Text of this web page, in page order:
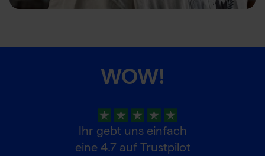
WOW!
Ihr gebt uns einfach
eine 4.7 auf Trustpilot